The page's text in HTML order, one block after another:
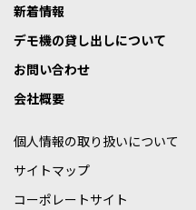
新着情報
デモ機の貸し出しについて
お問い合わせ
会社概要
個人情報の取り扱いについて
サイトマップ
コーポレートサイト